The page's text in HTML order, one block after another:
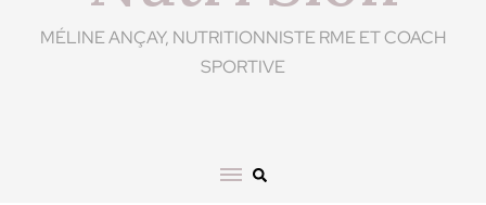
MÉLINE ANÇAY, NUTRITIONNISTE RME ET COACH
SPORTIVE